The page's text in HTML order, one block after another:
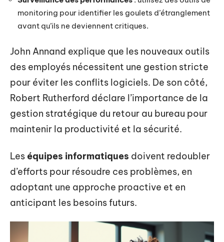
monitoring pour identifier les goulets d’étranglement
avant qu’ils ne deviennent critiques.
John Annand explique que les nouveaux outils
des employés nécessitent une gestion stricte
pour éviter les conflits logiciels. De son côté,
Robert Rutherford déclare l’importance de la
gestion stratégique du retour au bureau pour
maintenir la productivité et la sécurité.
Les équipes informatiques doivent redoubler
d’efforts pour résoudre ces problèmes, en
adoptant une approche proactive et en
anticipant les besoins futurs.